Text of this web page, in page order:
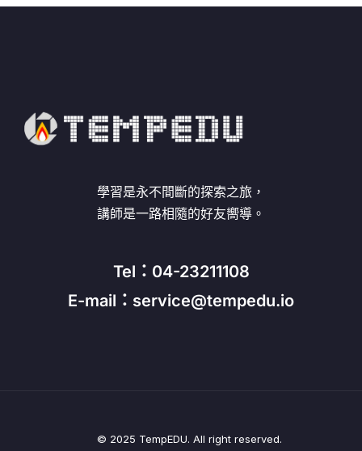
學習是永不間斷的探索之旅，
講師是一路相隨的好友嚮導。
Tel：04-23211108
E-mail：service@tempedu.io
© 2025 TempEDU. All right reserved.